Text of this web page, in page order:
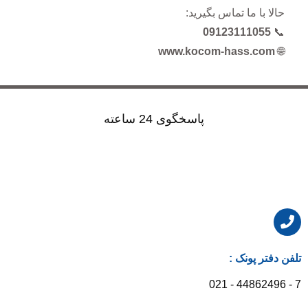
حالا با ما تماس بگیرید:
📞
09123111055
🌐
www.kocom-hass.com
پاسخگوی 24 ساعته
تلفن دفتر پونک :
7 - 44862496 - 021